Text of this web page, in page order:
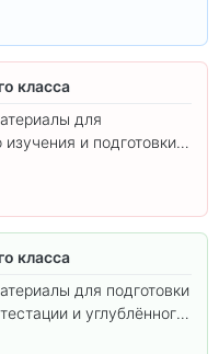
класса
для
изучения и подготовки к
класса
для подготовки
и углублённого